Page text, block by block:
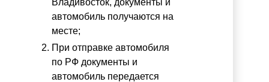
автомобиль получаются на
месте;
При отправке автомобиля
по РФ документы и
автомобиль передается